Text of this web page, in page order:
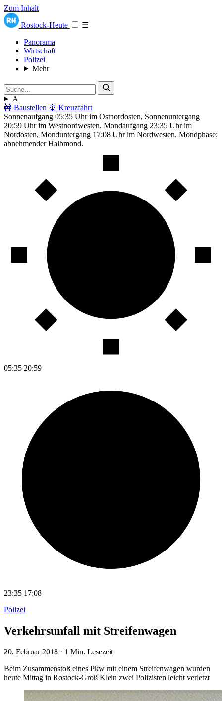
Zum Inhalt
Rostock-Heute
☰
Panorama
Wirtschaft
Polizei
Mehr
A
🚧 Baustellen 🚢 Kreuzfahrt
Sonnenaufgang 05:35 Uhr im Ostnordosten, Sonnenuntergang
20:59 Uhr im Westnordwesten. Mondaufgang 23:35 Uhr im
Nordosten, Monduntergang 17:08 Uhr im Nordwesten. Mondphase:
abnehmender Halbmond.
05:35 20:59
23:35 17:08
Polizei
Verkehrsunfall mit Streifenwagen
20. Februar 2018 · 1 Min. Lesezeit
Beim Zusammenstoß eines Pkw mit einem Streifenwagen wurden
heute Mittag in Rostock-Groß Klein zwei Polizisten leicht verletzt